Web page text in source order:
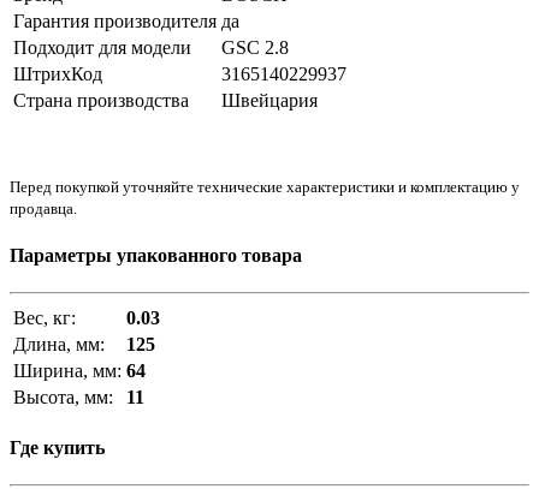
Гарантия производителя да
Подходит для модели
GSC 2.8
ШтрихКод
3165140229937
Страна производства
Швейцария
Перед покупкой уточняйте технические характеристики и комплектацию у
продавца.
Параметры упакованного товара
Вес, кг:
0.03
Длина, мм:
125
Ширина, мм: 64
Высота, мм:
11
Где купить